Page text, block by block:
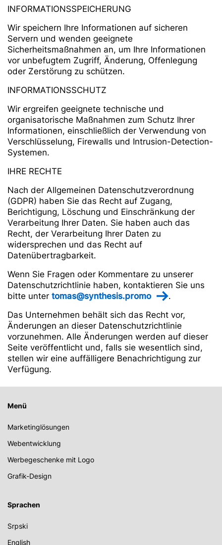
INFORMATIONSSPEICHERUNG
Wir speichern Ihre Informationen auf sicheren
Servern und wenden geeignete
Sicherheitsmaßnahmen an, um Ihre Informationen
vor unbefugtem Zugriff, Änderung, Offenlegung
oder Zerstörung zu schützen.
INFORMATIONSSCHUTZ
Wir ergreifen geeignete technische und
organisatorische Maßnahmen zum Schutz Ihrer
Informationen, einschließlich der Verwendung von
Verschlüsselung, Firewalls und Intrusion-Detection-
Systemen.
IHRE RECHTE
Nach der Allgemeinen Datenschutzverordnung
(GDPR) haben Sie das Recht auf Zugang,
Berichtigung, Löschung und Einschränkung der
Verarbeitung Ihrer Daten. Sie haben auch das
Recht, der Verarbeitung Ihrer Daten zu
widersprechen und das Recht auf
Datenübertragbarkeit.
Wenn Sie Fragen oder Kommentare zu unserer
Datenschutzrichtlinie haben, kontaktieren Sie uns
bitte unter tomas@synthesis.promo
.
Das Unternehmen behält sich das Recht vor,
Änderungen an dieser Datenschutzrichtlinie
vorzunehmen. Alle Änderungen werden auf dieser
Seite veröffentlicht und, falls sie wesentlich sind,
stellen wir eine auffälligere Benachrichtigung zur
Verfügung.
Menü
Marketinglösungen
Webentwicklung
Werbegeschenke mit Logo
Grafik-Design
Sprachen
Srpski
English